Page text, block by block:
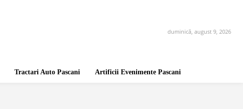
duminică, august 9, 2026
Tractari Auto Pascani Artificii Evenimente Pascani